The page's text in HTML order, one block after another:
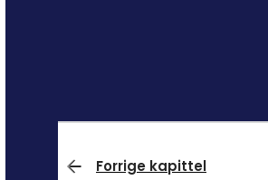
Forrige kapittel